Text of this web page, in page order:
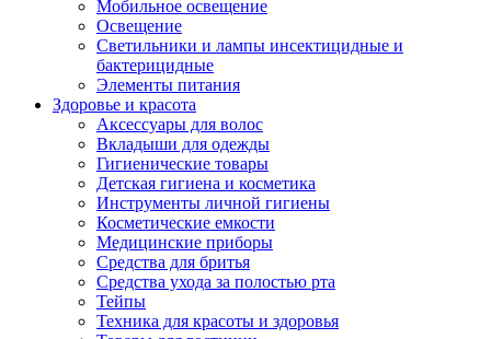
Мобильное освещение
Освещение
Светильники и лампы инсектицидные и
бактерицидные
Элементы питания
Здоровье и красота
Аксессуары для волос
Вкладыши для одежды
Гигиенические товары
Детская гигиена и косметика
Инструменты личной гигиены
Косметические емкости
Медицинские приборы
Средства для бритья
Средства ухода за полостью рта
Тейпы
Техника для красоты и здоровья